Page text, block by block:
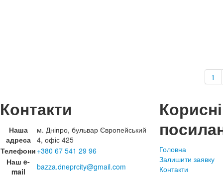
1
Контакти
Наша
адреса
м. Дніпро, бульвар Європейський
4, офіс 425
Телефони +380 67 541 29 96
Наш e-
mail
bazza.dneprcity@gmail.com
Корисні
Головна
Залишити заявку
Контакти